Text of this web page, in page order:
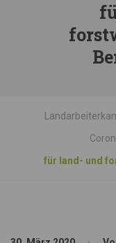
für land- und